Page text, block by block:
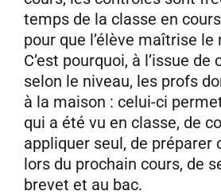
temps de la classe en
pour que l’élève maîtrise le
C’est pourquoi, à l’issue de
selon le niveau, les profs
à la maison : celui-ci
qui a été vu en classe, de
appliquer seul, de préparer
lors du prochain cours, de
brevet et au bac.